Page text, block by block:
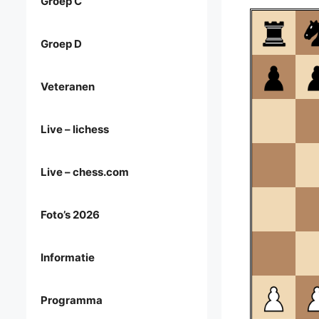
Groep D
Veteranen
Live – lichess
Live – chess.com
Foto’s 2026
Informatie
Programma